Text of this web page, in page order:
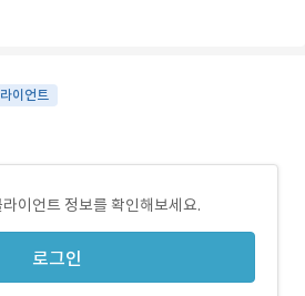
이언트
이언트 정보를 확인해보세요.
로그인